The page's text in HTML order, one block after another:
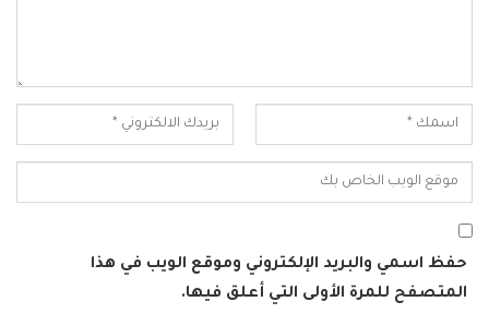
حفظ اسمي والبريد الإلكتروني وموقع الويب في هذا
المتصفح للمرة الأولى التي أعلق فيها.